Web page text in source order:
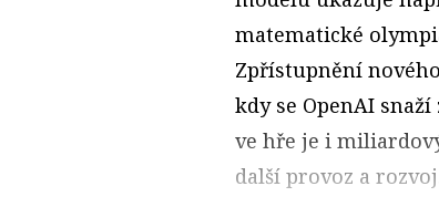
matematické
Zpřístupnění
kdy se OpenAI
ve hře je i
další provoz a